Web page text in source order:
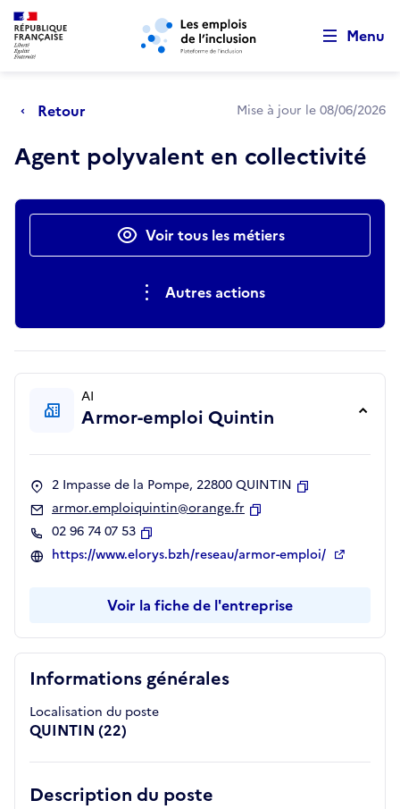
Aller au menu principal Aller au contenu principal
Menu
Retour Mise à jour le 08/06/2026
Agent polyvalent en collectivité
Actions rapidesVoir tous les métiers
Autres actions
Informations générales
Localisation du poste
QUINTIN (22)
Description du poste
AI
Armor-emploi Quintin
2 Impasse de la Pompe, 22800 QUINTIN
armor.emploiquintin@orange.fr
02 96 74 07 53
Copier
https://www.elorys.bzh/reseau/armor-emploi/
Voir la fiche de l'entreprise
Retour au début de la page
Panneau de gestion des cookies